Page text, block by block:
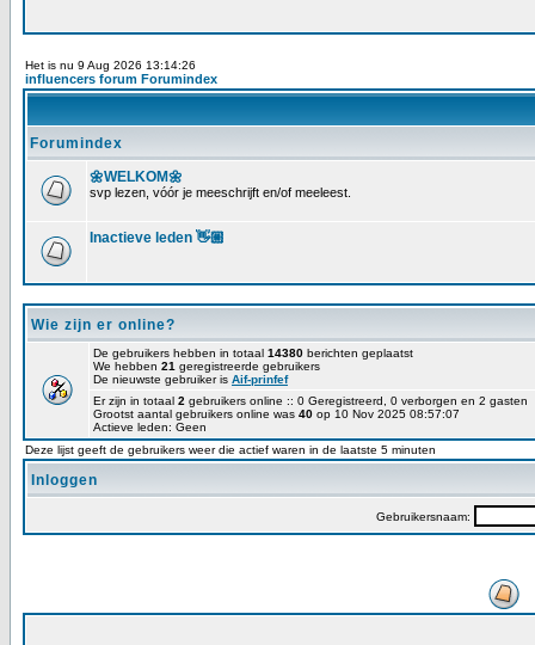
Het is nu 9 Aug 2026 13:14:26
influencers forum Forumindex
Forumindex
🌼WELKOM🌼
svp lezen, vóór je meeschrijft en/of meeleest.
Inactieve leden 👋🏼
Wie zijn er online?
De gebruikers hebben in totaal 14380 berichten geplaatst
We hebben 21 geregistreerde gebruikers
De nieuwste gebruiker is Aif-prinfef
Er zijn in totaal 2 gebruikers online :: 0 Geregistreerd, 0 verborgen en 2
Grootst aantal gebruikers online was 40 op 10 Nov 2025 08:57:07
Actieve leden: Geen
Deze lijst geeft de gebruikers weer die actief waren in de laatste 5 minuten
Inloggen
Gebruikersnaam: